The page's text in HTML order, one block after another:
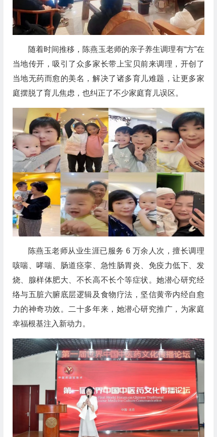
随着时间推移，陈燕玉老师的亲子养生调理有“方”在
当地传开，吸引了众多家长带上宝贝前来调理，开创了
当地无药而愈的美名，解决了诸多育儿难题，让更多家
庭摆脱了育儿焦虑，也纠正了不少家庭育儿误区。
陈燕玉老师从业生涯已服务 6 万余人次，擅长调理
咳喘、哮喘、肠道痉挛、急性肠胃炎、免疫力低下、发
烧、腺样体肥大、不长高不长个等症状。她潜心研究经
络与五脏六腑底层逻辑及食物疗法，坚信黄帝内经自愈
力的神奇功效。二十多年来，她潜心研究推广，为家庭
幸福根基注入新动力。